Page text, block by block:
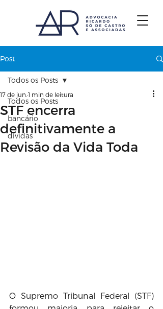
Post
Todos os Posts
bancário
dívidas
Todos os Posts
STF encerra
definitivamente a
Revisão da Vida Toda
17 de jun. 1 min de leitura
O Supremo Tribunal Federal (STF)